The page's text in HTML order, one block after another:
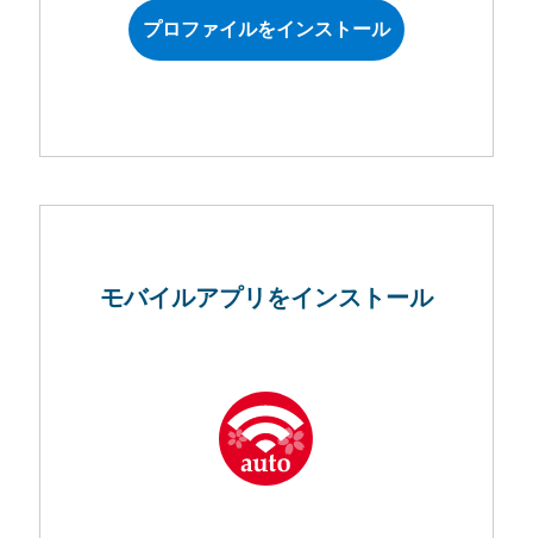
プロファイルをインストール
モバイルアプリをインストール